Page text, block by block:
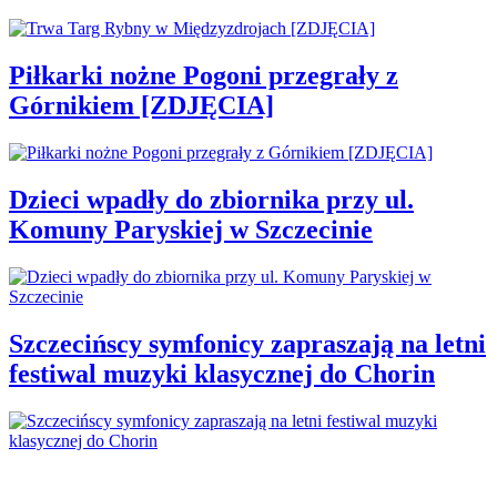
Piłkarki nożne Pogoni przegrały z
Górnikiem [ZDJĘCIA]
Dzieci wpadły do zbiornika przy ul.
Komuny Paryskiej w Szczecinie
Szczecińscy symfonicy zapraszają na letni
festiwal muzyki klasycznej do Chorin